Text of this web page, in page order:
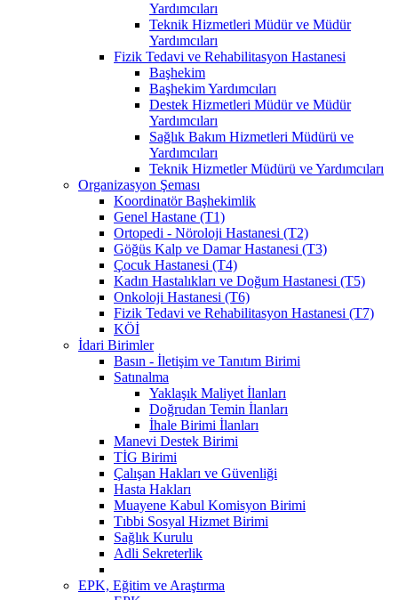
Yardımcıları
Teknik Hizmetleri Müdür ve Müdür
Yardımcıları
Fizik Tedavi ve Rehabilitasyon Hastanesi
Başhekim
Başhekim Yardımcıları
Destek Hizmetleri Müdür ve Müdür
Yardımcıları
Sağlık Bakım Hizmetleri Müdürü ve
Yardımcıları
Teknik Hizmetler Müdürü ve Yardımcıları
Organizasyon Şeması
Koordinatör Başhekimlik
Genel Hastane (T1)
Ortopedi - Nöroloji Hastanesi (T2)
Göğüs Kalp ve Damar Hastanesi (T3)
Çocuk Hastanesi (T4)
Kadın Hastalıkları ve Doğum Hastanesi (T5)
Onkoloji Hastanesi (T6)
Fizik Tedavi ve Rehabilitasyon Hastanesi (T7)
KÖİ
İdari Birimler
Basın - İletişim ve Tanıtım Birimi
Satınalma
Yaklaşık Maliyet İlanları
Doğrudan Temin İlanları
İhale Birimi İlanları
Manevi Destek Birimi
TİG Birimi
Çalışan Hakları ve Güvenliği
Hasta Hakları
Muayene Kabul Komisyon Birimi
Tıbbi Sosyal Hizmet Birimi
Sağlık Kurulu
Adli Sekreterlik
EPK, Eğitim ve Araştırma